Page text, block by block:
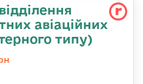
авіаційних
типу)